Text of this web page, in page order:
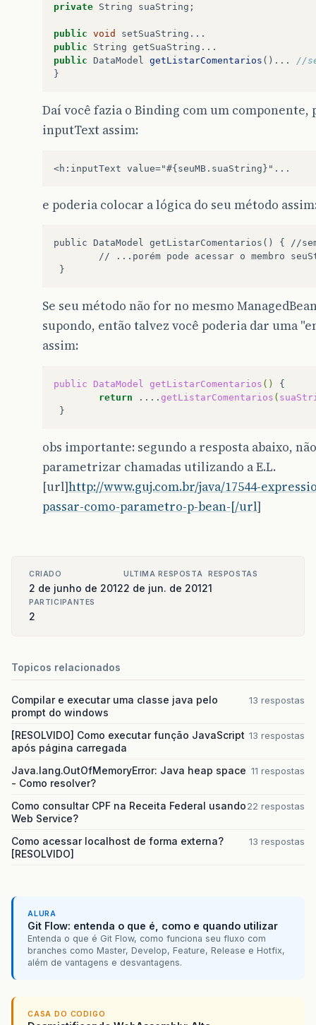
private String suaString ;
public void setSuaString ...
public
String getSuaString ...
public DataModel getListarComentarios ()...
//
}
Daí você fazia o Binding com um componente,
inputText assim:
e poderia colocar a lógica do seu método
public DataModel getListarComentarios() { //
// ...porém pode acessar o membro
Se seu método não for no mesmo
supondo, então talvez você poderia dar uma
assim:
public DataModel getListarComentarios ()
{
return
.... getListarComentarios (
obs importante: segundo a resposta abaixo,
parametrizar chamadas utilizando a E.L.
[url]http://www.guj.com.br/java/17544-
passar-como-parametro-p-bean-[/url]
CRIADO
2 de junho de 2012
ULTIMA RESPOSTA
2 de jun. de 2012
RESPOSTAS
1
PARTICIPANTES
2
Topicos relacionados
Compilar e executar uma classe java pelo
prompt do windows
13 respostas
[RESOLVIDO] Como executar função JavaScript
após página carregada
13 respostas
Java.lang.OutOfMemoryError: Java heap space
- Como resolver?
11 respostas
Como consultar CPF na Receita Federal usando
Web Service?
22 respostas
Como acessar localhost de forma externa?
[RESOLVIDO]
13 respostas
ALURA
Git Flow: entenda o que é, como e quando utilizar
Entenda o que é Git Flow, como funciona seu fluxo com
branches como Master, Develop, Feature, Release e Hotfix,
além de vantagens e desvantagens.
CASA DO CODIGO